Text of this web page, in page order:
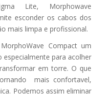
Lite, Morphowave
esconder os cabos dos
mais limpa e profissional.
Compact um
especialmente para acolher
em torre. O que
mais confortavel,
Podemos assim eliminar